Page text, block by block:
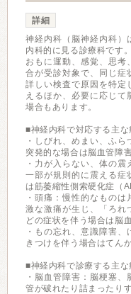
詳細
神経内科（脳神経内科）
内科的に見る診療科です。
おもに運動、感覚、思考
合が受診対象で、同じ症
詳しい検査で原因を特定
えるほか、必要に応じて
場合もあります。
■神経内科で対応する主な
・しびれ、めまい、ふら
突発的な場合は脳血管障
・力が入らない、体の
一部が規則的に震える症
は筋萎縮性側索硬化症（
・頭痛：慢性的なもの
激な激痛が生じ、「ろれ
どの症状を伴う場合は脳
・もの忘れ、意識障害
きつけを伴う場合はてん
■神経内科で診療する主な
・脳血管障害：脳梗塞
管が破れたり詰まったりす